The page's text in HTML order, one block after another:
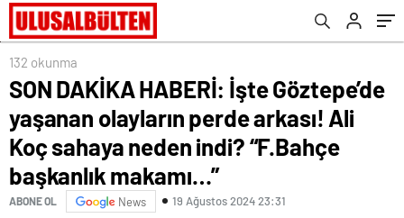
sahaya neden indi? “F.Bahçe başkanlık
makamı…”
132 okunma
SON DAKİKA HABERİ: İşte Göztepe’de
yaşanan olayların perde arkası! Ali
Koç sahaya neden indi? “F.Bahçe
başkanlık makamı…”
ABONE OL News 19 Ağustos 2024 23:31